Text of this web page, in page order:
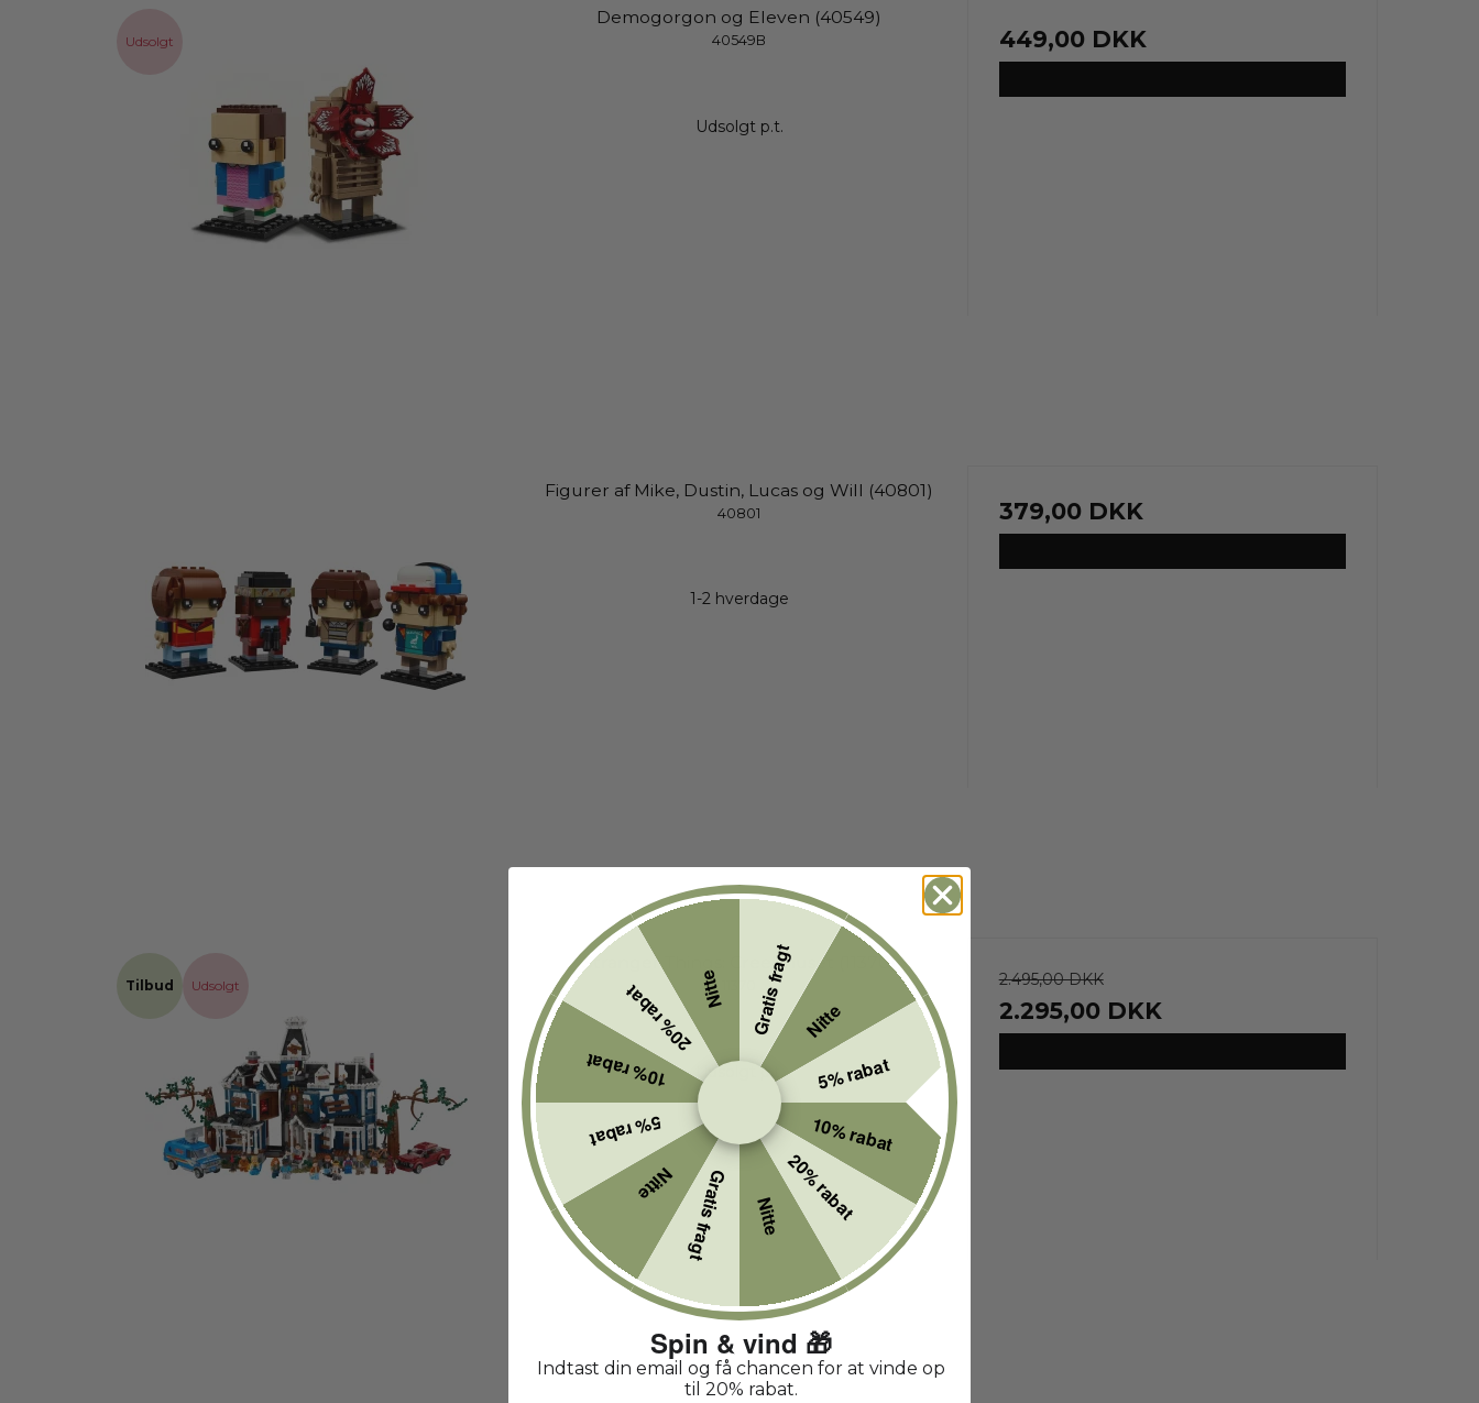
Udsolgt
Demogorgon og Eleven (40549)
40549B
Udsolgt p.t.
449,00 DKK
Figurer af Mike, Dustin, Lucas og Will (40801)
40801
1-2 hverdage
379,00 DKK
Tilbud Udsolgt
Stranger Things: Creel-huset (11370)
Udsolgt p.t.
2.495,00 DKK
2.295,00 DKK
Gratis fragt Nitte
5% rabat
10% rabat
20% rabat
Nitte
Gratis fragt
Nitte
5% rabat
10% rabat
20% rabatNitte
Spin & vind 🎁
Indtast din email og få chancen for at vinde op
til 20% rabat.